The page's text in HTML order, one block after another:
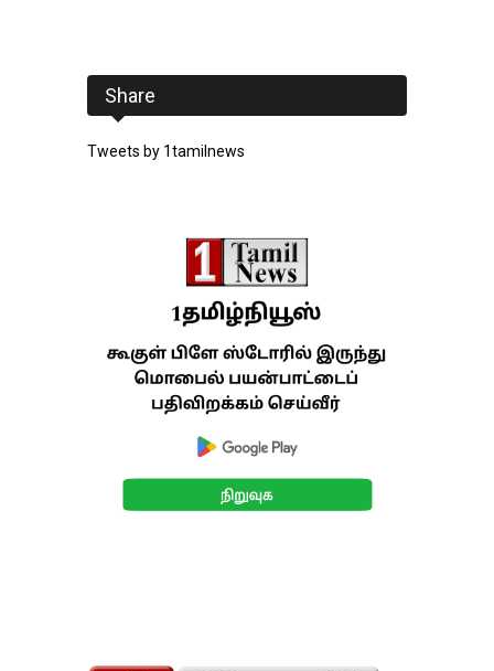
Share
Tweets by 1tamilnews